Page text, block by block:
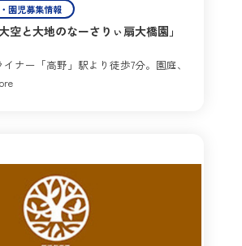
園児募集情報
空と大地のなーさりぃ扇大橋園」
ナー「高野」駅より徒歩7分。園庭、